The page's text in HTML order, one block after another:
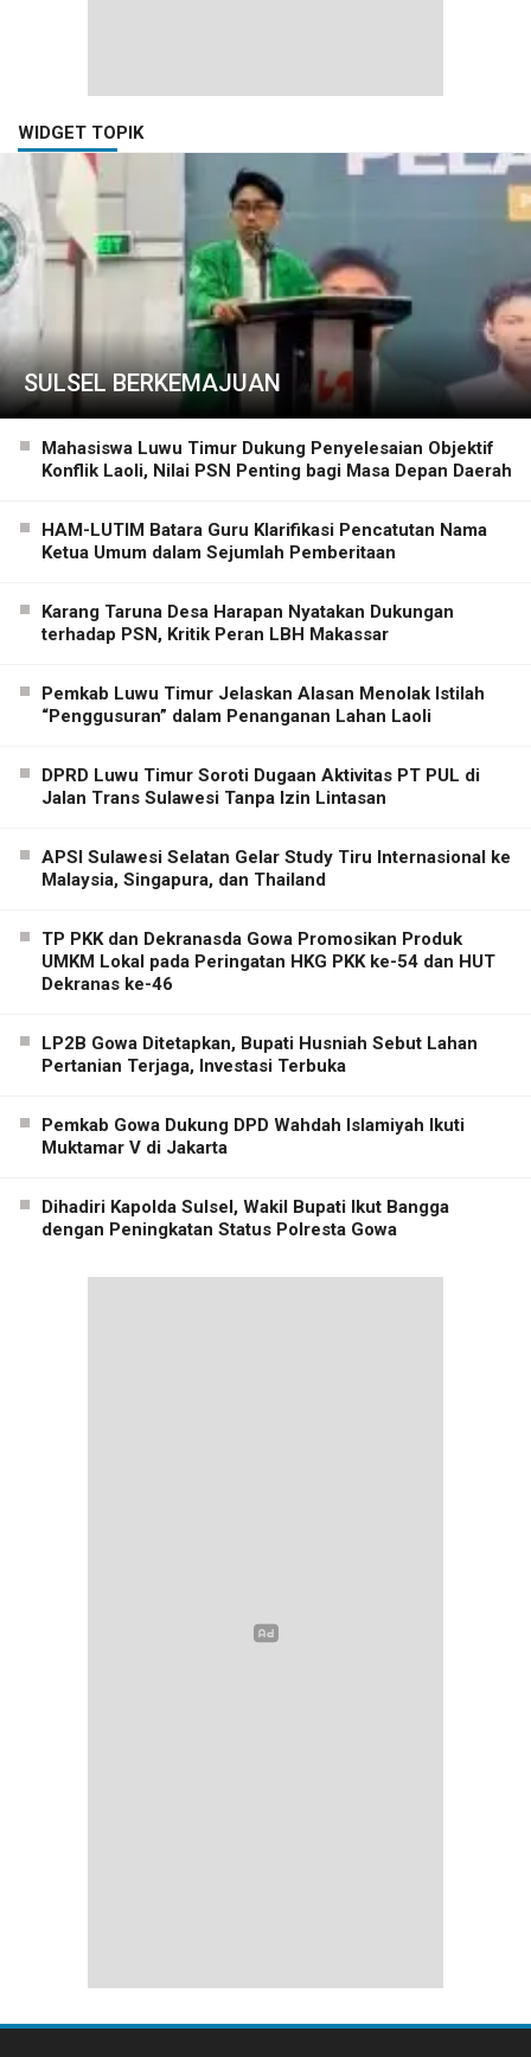
WIDGET TOPIK
SULSEL BERKEMAJUAN
Mahasiswa Luwu Timur Dukung Penyelesaian Objektif
Konflik Laoli, Nilai PSN Penting bagi Masa Depan Daerah
HAM-LUTIM Batara Guru Klarifikasi Pencatutan Nama
Ketua Umum dalam Sejumlah Pemberitaan
Karang Taruna Desa Harapan Nyatakan Dukungan
terhadap PSN, Kritik Peran LBH Makassar
Pemkab Luwu Timur Jelaskan Alasan Menolak Istilah
“Penggusuran” dalam Penanganan Lahan Laoli
DPRD Luwu Timur Soroti Dugaan Aktivitas PT PUL di
Jalan Trans Sulawesi Tanpa Izin Lintasan
APSI Sulawesi Selatan Gelar Study Tiru Internasional ke
Malaysia, Singapura, dan Thailand
TP PKK dan Dekranasda Gowa Promosikan Produk
UMKM Lokal pada Peringatan HKG PKK ke-54 dan HUT
Dekranas ke-46
LP2B Gowa Ditetapkan, Bupati Husniah Sebut Lahan
Pertanian Terjaga, Investasi Terbuka
Pemkab Gowa Dukung DPD Wahdah Islamiyah Ikuti
Muktamar V di Jakarta
Dihadiri Kapolda Sulsel, Wakil Bupati Ikut Bangga
dengan Peningkatan Status Polresta Gowa